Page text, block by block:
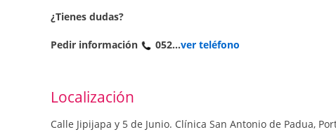
¿Tienes dudas?
Pedir información 052...ver teléfono
Localización
Calle Jipijapa y 5 de Junio. Clínica San Antonio de Padua,